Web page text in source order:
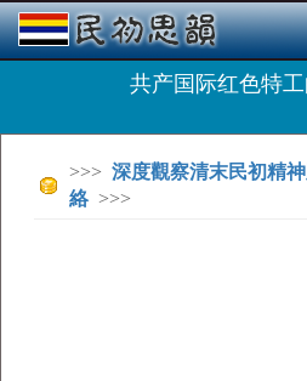
共产国际红色特
>>> 深度觀察清末民初精
絡 >>>